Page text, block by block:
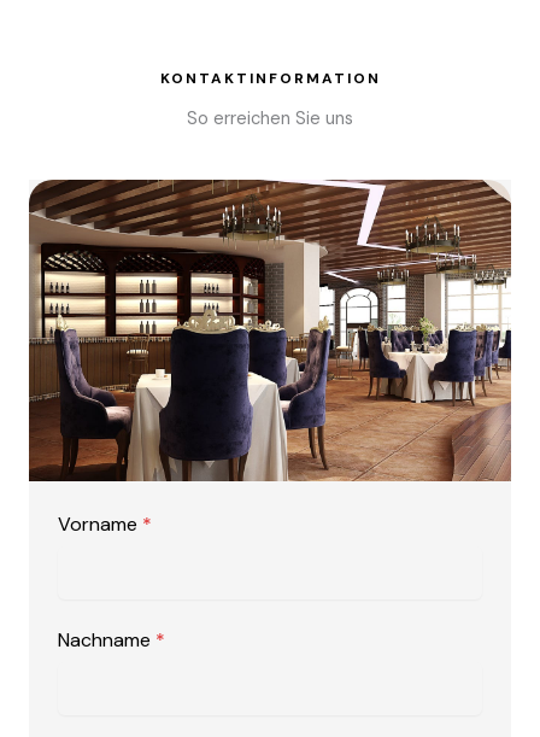
KONTAKTINFORMATION
So erreichen Sie uns
Vorname *
Nachname *